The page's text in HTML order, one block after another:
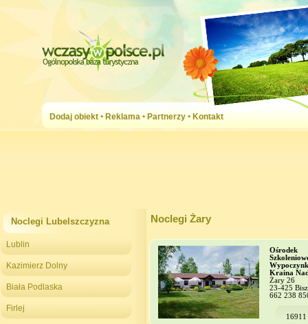
Dodaj obiekt • Reklama • Partnerzy • Kontakt
Noclegi Lubelszczyzna
Lublin
Kazimierz Dolny
Biała Podlaska
Firlej
Noclegi Żary
Ośrodek
Kraina
Żary 26
23-425
662 238
16911